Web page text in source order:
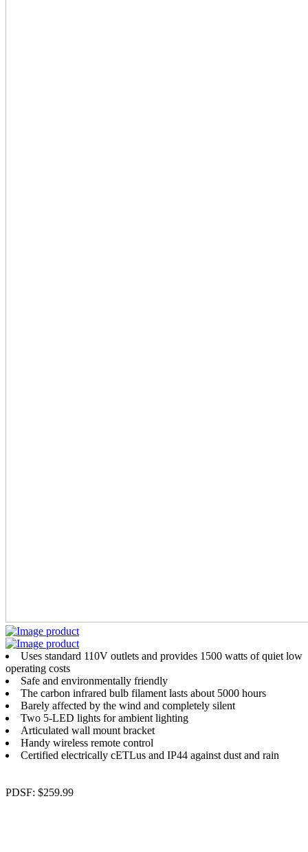
Uses standard 110V outlets and provides 1500 watts of quiet low
operating costs
Safe and environmentally friendly
The carbon infrared bulb filament lasts about 5000 hours
Barely affected by the wind and completely silent
Two 5-LED lights for ambient lighting
Articulated wall mount bracket
Handy wireless remote control
Certified electrically cETLus and IP44 against dust and rain
PDSF: $259.99